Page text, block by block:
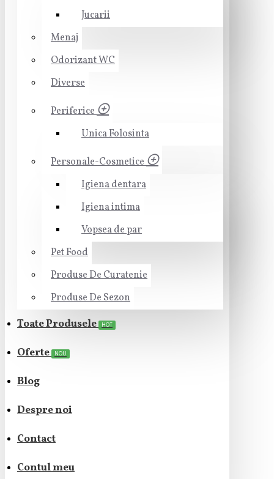
Jucarii
Menaj
Odorizant WC
Diverse
Periferice
Unica Folosinta
Personale-Cosmetice
Igiena dentara
Igiena intima
Vopsea de par
Pet Food
Produse De Curatenie
Produse De Sezon
Toate Produsele HOT
Oferte NOU
Blog
Despre noi
Contact
Contul meu